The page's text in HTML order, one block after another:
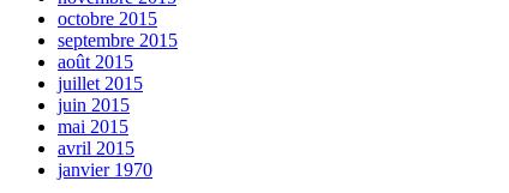
octobre 2015
septembre 2015
août 2015
juillet 2015
juin 2015
mai 2015
avril 2015
janvier 1970